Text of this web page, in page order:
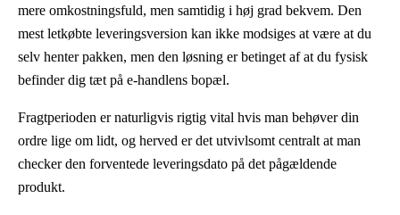
mere omkostningsfuld, men samtidig i høj grad bekvem. Den
mest letkøbte leveringsversion kan ikke modsiges at være at du
selv henter pakken, men den løsning er betinget af at du fysisk
befinder dig tæt på e-handlens bopæl.
Fragtperioden er naturligvis rigtig vital hvis man behøver din
ordre lige om lidt, og herved er det utvivlsomt centralt at man
checker den forventede leveringsdato på det pågældende
produkt.